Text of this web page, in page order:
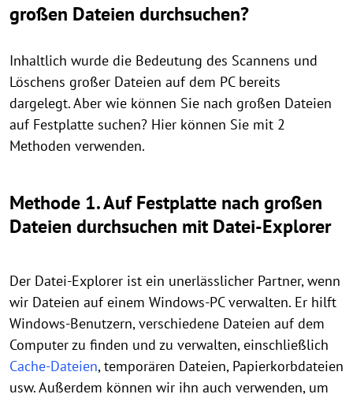
großen Dateien durchsuchen?
Inhaltlich wurde die Bedeutung des Scannens und
Löschens großer Dateien auf dem PC bereits
dargelegt. Aber wie können Sie nach großen Dateien
auf Festplatte suchen? Hier können Sie mit 2
Methoden verwenden.
Methode 1. Auf Festplatte nach großen
Dateien durchsuchen mit Datei-Explorer
Der Datei-Explorer ist ein unerlässlicher Partner, wenn
wir Dateien auf einem Windows-PC verwalten. Er hilft
Windows-Benutzern, verschiedene Dateien auf dem
Computer zu finden und zu verwalten, einschließlich
Cache-Dateien, temporären Dateien, Papierkorbdateien
usw. Außerdem können wir ihn auch verwenden, um